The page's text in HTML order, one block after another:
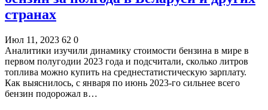
странах
Июл 11, 2023 62 0
Аналитики изучили динамику стоимости бензина в мире в
первом полугодии 2023 года и подсчитали, сколько литров
топлива можно купить на среднестатистическую зарплату.
Как выяснилось, с января по июнь 2023-го сильнее всего
бензин подорожал в…